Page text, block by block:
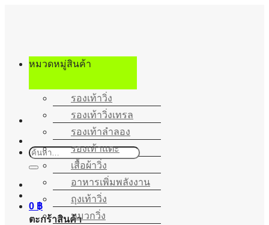
เนื้อหา
ค้นหา:
0 ฿
ตะกร้าสินค้า
หมวดหมู่สินค้า
รองเท้าวิ่ง
รองเท้าวิ่งเทรล
รองเท้าลำลอง
รองเท้าแตะ
เสื้อผ้าวิ่ง
อาหารเพิ่มพลังงาน
ถุงเท้าวิ่ง
หมวกวิ่ง